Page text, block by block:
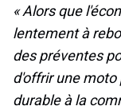
« Alors que
lentement à
des préventes
d'offrir une moto
durable à la